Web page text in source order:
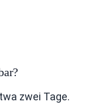
zwei Tage.